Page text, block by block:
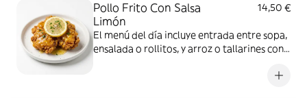
Pollo Frito Con Salsa
Limón
14,50 €
El menú del día incluye entrada entre sopa,
ensalada o rollitos, y arroz o tallarines con